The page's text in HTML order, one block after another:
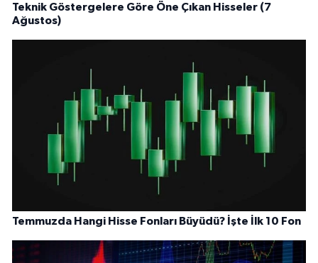
Teknik Göstergelere Göre Öne Çıkan Hisseler (7
Ağustos)
Temmuzda Hangi Hisse Fonları Büyüdü? İşte İlk 10 Fon